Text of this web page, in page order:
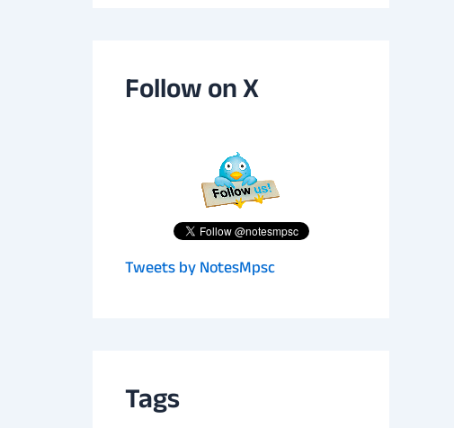
Follow on X
Tweets by NotesMpsc
Tags